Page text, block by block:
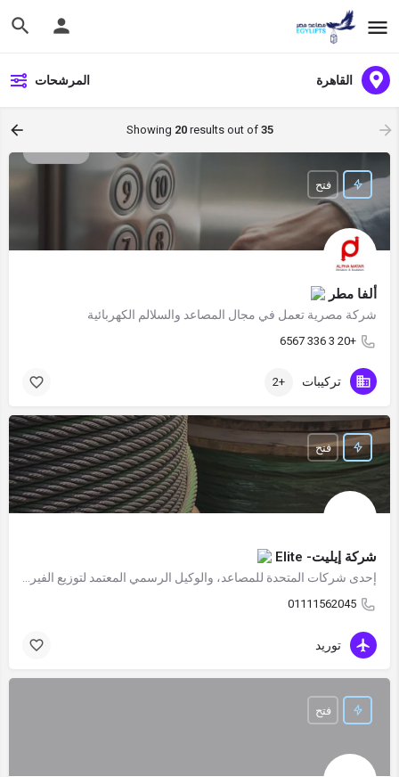
القاهرة المرشحات
Showing 20results out of 35
ألفا مطر
شركة مصرية تعمل في مجال المصاعد والسلالم الكهربائية
+20 3 336 6567
فتح
تركيبات +2
شركة إيليت- Elite
01111562045
فتح
توريد
فتح